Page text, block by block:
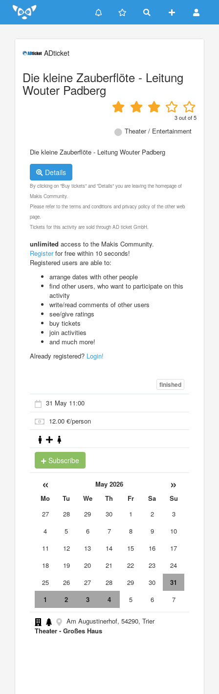
Update cookies preferences
ADticket
Die kleine Zauberflöte - Leitung
Wouter Padberg
3out of5
Theater / Entertainment
Die kleine Zauberflöte - Leitung Wouter Padberg
Details
By clicking on "Buy tickets" and "Details" you are leaving the homepage of
Makis Community.
Please refer to the terms and conditions and privacy policy of the other web
page.
Tickets for this activity are sold through AD ticket GmbH.
unlimited access to the Makis Community.
Registerfor free within 10 seconds!
Registered users are able to:
arrange dates with other people
find other users, who want to participate on this
activity
write/read comments of other users
see/give ratings
buy tickets
join activities
and much more!
Already registered? Login!
finished
31 May 11:00
12.00 €/person
Subscribe
« May 2026 »
Mo Tu We Th Fr Sa
Su
27
28 29 30 1 2
3
4
5 6 7 8 9
10
11
12 13 14 15 16
17
18
19 20 21 22 23
24
25
26 27 28 29 30
31
1
2 3 4 5 6 7
Am Augustinerhof, 54290, Trier
Theater - Großes Haus